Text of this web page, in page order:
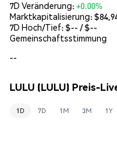
7D Veränderung:+0.00%
Marktkapitalisierung:
7D Hoch/Tief: $-- / $--
Gemeinschaftsstimmung
--
LULU (LULU) Preis-
1D 7D 1M 3M 1Y